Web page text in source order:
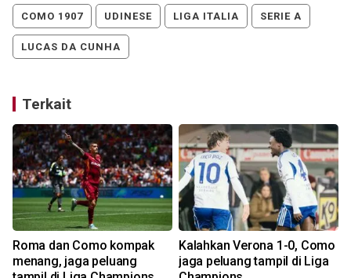
COMO 1907 UDINESE LIGA ITALIA SERIE A
LUCAS DA CUNHA
Terkait
Roma dan Como kompak
menang, jaga peluang
Kalahkan Verona 1-0, Como
jaga peluang tampil di Liga